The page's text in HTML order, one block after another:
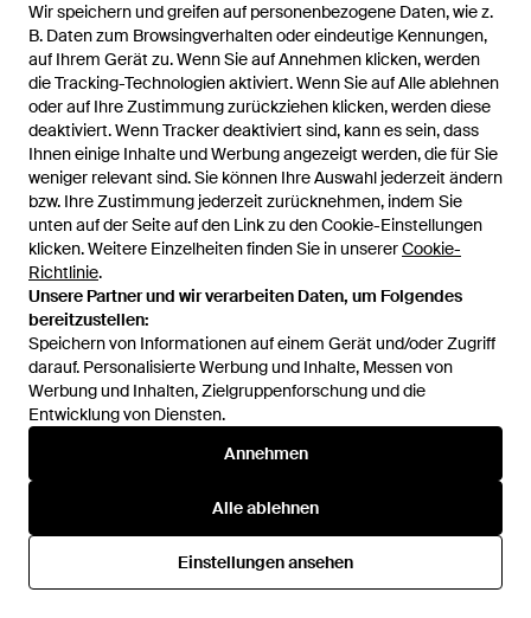
Wir speichern und greifen auf personenbezogene Daten, wie z.
B. Daten zum Browsingverhalten oder eindeutige Kennungen,
auf Ihrem Gerät zu. Wenn Sie auf Annehmen klicken, werden
die Tracking-Technologien aktiviert. Wenn Sie auf Alle ablehnen
oder auf Ihre Zustimmung zurückziehen klicken, werden diese
deaktiviert. Wenn Tracker deaktiviert sind, kann es sein, dass
Ihnen einige Inhalte und Werbung angezeigt werden, die für Sie
weniger relevant sind. Sie können Ihre Auswahl jederzeit ändern
bzw. Ihre Zustimmung jederzeit zurücknehmen, indem Sie
unten auf der Seite auf den Link zu den Cookie-Einstellungen
klicken. Weitere Einzelheiten finden Sie in unsererCookie-
Richtlinie.
Unsere Partner und wir verarbeiten Daten, um Folgendes
bereitzustellen:
Speichern von Informationen auf einem Gerät und/oder Zugriff
darauf. Personalisierte Werbung und Inhalte, Messen von
Werbung und Inhalten, Zielgruppenforschung und die
Entwicklung von Diensten.
Annehmen
Alle ablehnen
Einstellungen ansehen
Wir speichern und greifen auf personenbezogene Daten, wie z.
B. Daten zum Browsingverhalten oder eindeutige Kennungen,
auf Ihrem Gerät zu. Wenn Sie auf Annehmen klicken, werden
die Tracking-Technologien aktiviert. Wenn Sie auf Alle ablehnen
oder auf Ihre Zustimmung zurückziehen klicken, werden diese
deaktiviert. Wenn Tracker deaktiviert sind, kann es sein, dass
Ihnen einige Inhalte und Werbung angezeigt werden, die für Sie
weniger relevant sind. Sie können Ihre Auswahl jederzeit ändern
bzw. Ihre Zustimmung jederzeit zurücknehmen, indem Sie
unten auf der Seite auf den Link zu den Cookie-Einstellungen
klicken. Weitere Einzelheiten finden Sie in unsererCookie-
Richtlinie.
Unsere Partner und wir verarbeiten Daten, um Folgendes
bereitzustellen:
Speichern von Informationen auf einem Gerät und/oder Zugriff
darauf. Personalisierte Werbung und Inhalte, Messen von
Werbung und Inhalten, Zielgruppenforschung und die
Entwicklung von Diensten.
Annehmen
Alle ablehnen
Einstellungen ansehen
149,50 €147,50 €
Nike
Air Force 1 Low Retro Premium
- Natur
VonMiinto
SALE
129,50 €127 €
Nike
Cortez Polka Dot - Schwarz
Von Miinto
SALE
138,50 €
Total 90 Se - Pink